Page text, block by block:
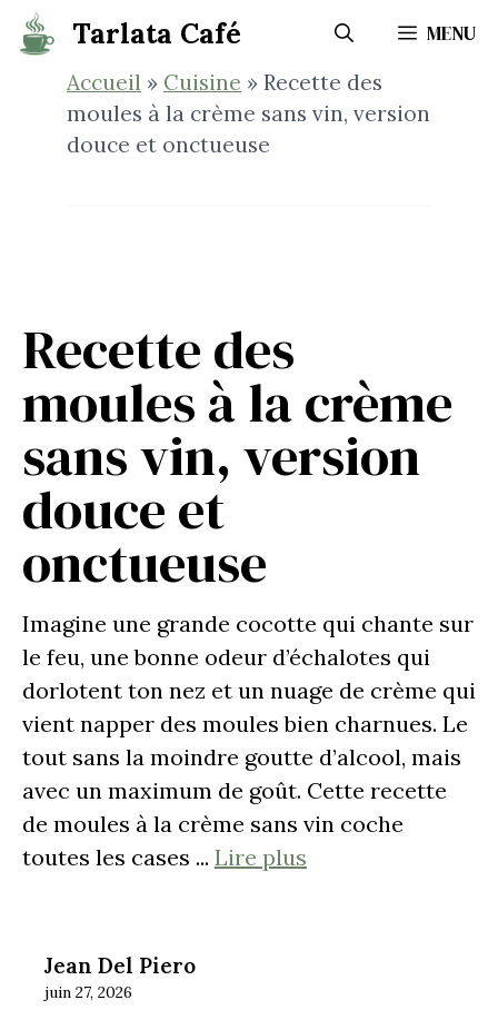
Aller
au
contenu
Tarlata Café
MENU
Accueil » Cuisine » Recette des
moules à la crème sans vin, version
douce et onctueuse
Recette des
moules à la crème
sans vin, version
douce et
onctueuse
Imagine une grande cocotte qui chante sur
le feu, une bonne odeur d’échalotes qui
dorlotent ton nez et un nuage de crème qui
vient napper des moules bien charnues. Le
tout sans la moindre goutte d’alcool, mais
avec un maximum de goût. Cette recette
de moules à la crème sans vin coche
toutes les cases ... Lire plus
Jean Del Piero
juin 27, 2026